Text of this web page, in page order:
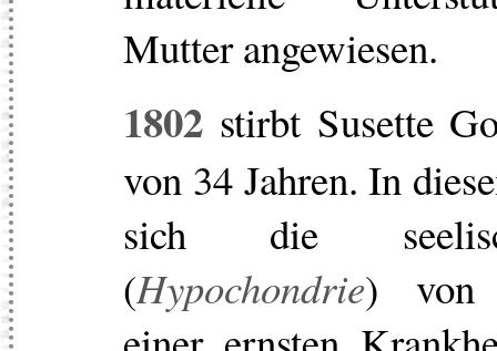
Mutter angewiesen.
1802 stirbt Susette
von 34 Jahren. In
sich die
(Hypochondrie) von